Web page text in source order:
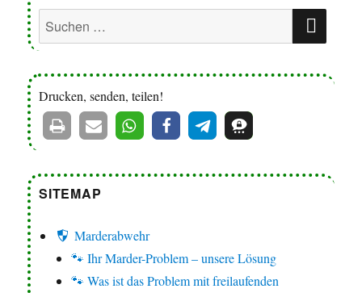
Suchen
nach:
Drucken, senden, teilen!
SITEMAP
Marderabwehr
🐾 Ihr Marder-Problem – unsere Lösung
🐾 Was ist das Problem mit freilaufenden